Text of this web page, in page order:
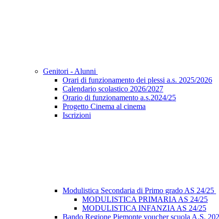
Genitori - Alunni
Orari di funzionamento dei plessi a.s. 2025/2026
Calendario scolastico 2026/2027
Orario di funzionamento a.s.2024/25
Progetto Cinema al cinema
Iscrizioni
Modulistica Secondaria di Primo grado AS 24/25
MODULISTICA PRIMARIA AS 24/25
MODULISTICA INFANZIA AS 24/25
Bando Regione Piemonte voucher scuola A.S.